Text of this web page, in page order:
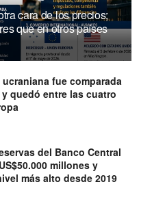
cara de los precios;
que en otros países
fue comparada
quedó entre las cuatro
del Banco Central
millones y
más alto desde 2019